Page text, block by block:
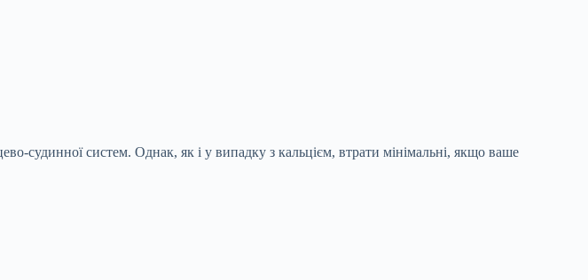
судинної систем. Однак, як і у випадку з кальцієм, втрати мінімальні, якщо ваше